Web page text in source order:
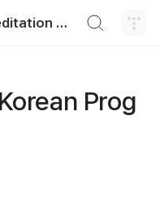
Won Buddhism Meditation Centre
Prog